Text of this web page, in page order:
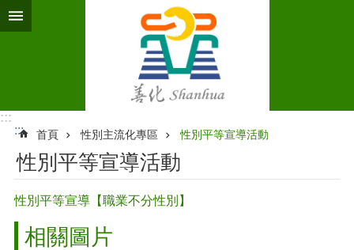
跳到主要內容區塊
:::
:::
首頁 性別主流化專區 性別平等宣導活動
性別平等宣導活動
性別平等宣導【職業不分性別】
相關圖片